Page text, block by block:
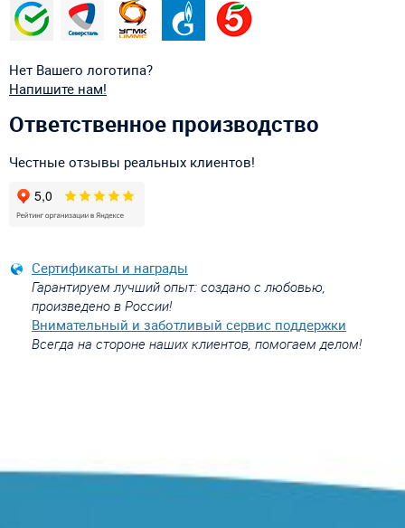
Нет Вашего логотипа?
Напишите нам!
Ответственное производство
Честные отзывы реальных клиентов!
Сертификаты и награды
Гарантируем лучший опыт: создано с любовью,
произведено в России!
Внимательный и заботливый сервис поддержки
Всегда на стороне наших клиентов, помогаем делом!